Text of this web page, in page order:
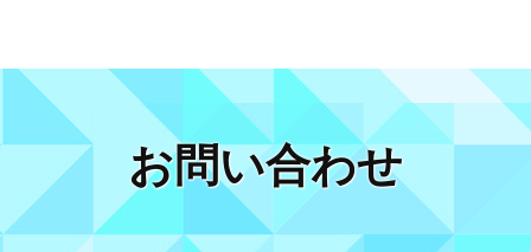
お問い合わせ